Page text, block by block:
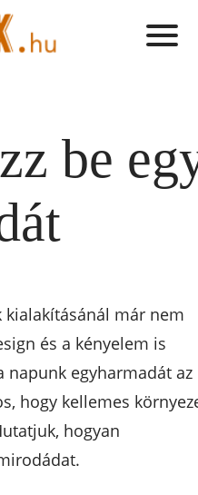
be
már nem
és a kényelem is
napunk egyharmadát az
hogy kellemes
hogyan